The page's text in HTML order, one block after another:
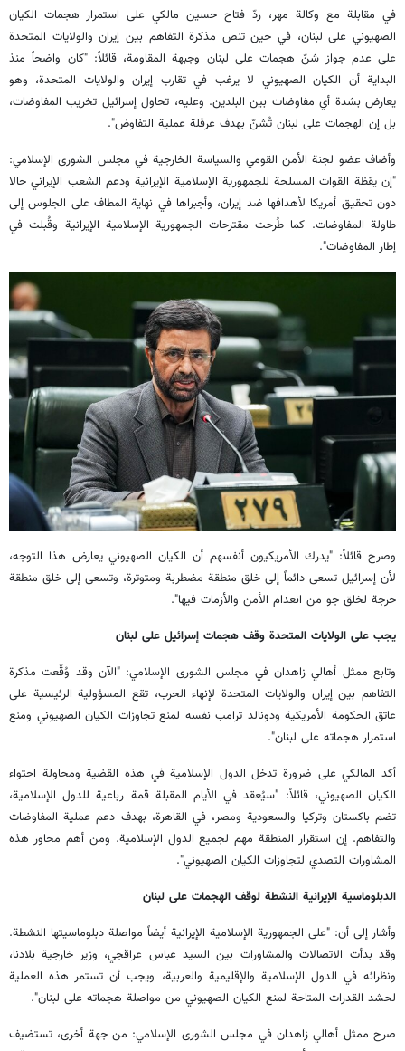
في مقابلة مع وكالة مهر، ردّ فتاح حسين مالكي على استمرار هجمات الكيان
الصهيوني على لبنان، في حين تنص مذكرة التفاهم بين إيران والولايات المتحدة
على عدم جواز شنّ هجمات على لبنان وجبهة المقاومة، قائلاً: "كان واضحاً منذ
البداية أن الكيان الصهيوني لا يرغب في تقارب إيران والولايات المتحدة، وهو
يعارض بشدة أي مفاوضات بين البلدين. وعليه، تحاول إسرائيل تخريب المفاوضات،
بل إن الهجمات على لبنان تُشنّ بهدف عرقلة عملية التفاوض".
وأضاف عضو لجنة الأمن القومي والسياسة الخارجية في مجلس الشورى الإسلامي:
"إن يقظة القوات المسلحة للجمهورية الإسلامية الإيرانية ودعم الشعب الإيراني حالا
دون تحقيق أمريكا لأهدافها ضد إيران، وأجبراها في نهاية المطاف على الجلوس إلى
طاولة المفاوضات. كما طُرحت مقترحات الجمهورية الإسلامية الإيرانية وقُبلت في
إطار المفاوضات".
وصرح قائلاً: "يدرك الأمريكيون أنفسهم أن الكيان الصهيوني يعارض هذا التوجه،
لأن إسرائيل تسعى دائماً إلى خلق منطقة مضطربة ومتوترة، وتسعى إلى خلق منطقة
حرجة لخلق جو من انعدام الأمن والأزمات فيها".
يجب على الولايات المتحدة وقف هجمات إسرائيل على لبنان
وتابع ممثل أهالي زاهدان في مجلس الشورى الإسلامي: "الآن وقد وُقّعت مذكرة
التفاهم بين إيران والولايات المتحدة لإنهاء الحرب، تقع المسؤولية الرئيسية على
عاتق الحكومة الأمريكية ودونالد ترامب نفسه لمنع تجاوزات الكيان الصهيوني ومنع
استمرار هجماته على لبنان".
أكد المالكي على ضرورة تدخل الدول الإسلامية في هذه القضية ومحاولة احتواء
الكيان الصهيوني، قائلاً: "سيُعقد في الأيام المقبلة قمة رباعية للدول الإسلامية،
تضم باكستان وتركيا والسعودية ومصر، في القاهرة، بهدف دعم عملية المفاوضات
والتفاهم. إن استقرار المنطقة مهم لجميع الدول الإسلامية. ومن أهم محاور هذه
المشاورات التصدي لتجاوزات الكيان الصهيوني".
الدبلوماسية الإيرانية النشطة لوقف الهجمات على لبنان
وأشار إلى أن: "على الجمهورية الإسلامية الإيرانية أيضاً مواصلة دبلوماسيتها النشطة.
وقد بدأت الاتصالات والمشاورات بين السيد عباس عراقجي، وزير خارجية بلادنا،
ونظرائه في الدول الإسلامية والإقليمية والعربية، ويجب أن تستمر هذه العملية
لحشد القدرات المتاحة لمنع الكيان الصهيوني من مواصلة هجماته على لبنان".
صرح ممثل أهالي زاهدان في مجلس الشورى الإسلامي: من جهة أخرى، تستضيف